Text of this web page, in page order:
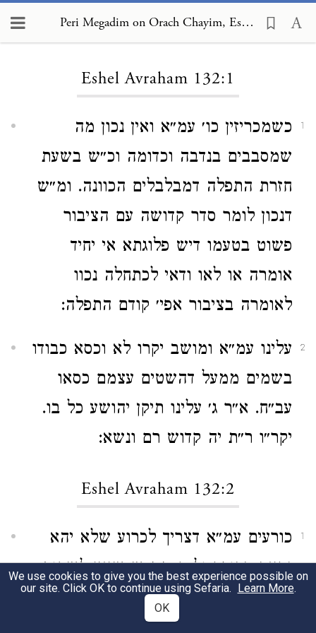
Peri Megadim on Orach Chayim, Eshel Avraham 132:1
Eshel Avraham 132:1
1
כשמכריזין כו׳ עמ״א ואין נכון מה
שמסבבים בנדבה וכדומה וכ״ש בשעת
חזרת התפלה דמבלבלים הכוונה. ומ״ש
דנכון לומר סדר קדושה עם הציבור
פשוט בטעמו דיש פלוגתא אי יחיד
אומרה או לאו ודאי לכתחלה נכוו
לאומרה בציבור אפי׳ קודם התפלה:
2
עלינו עמ״א ומושב יקרו לא וכסא כבודו
בשמים ממעל דהשטים עצמם כסאו
עב״ח. א״ר ג׳ עלינו תיקן יהושע כל בו.
יקר״ו ר״ת יה קדוש רם ונשא:
Eshel Avraham 132:2
1
כורעים עמ״א דצריך לכרוע שלא יהא
נראה ככופר ול״ק ממ״ש שאין לשחות
כ״א מה שתקנו חז״ל כבסי׳ קי״ג ס״ג
We use cookies to give you the best experience possible on
our site. Click OK to continue using Sefaria. Learn More.
OK